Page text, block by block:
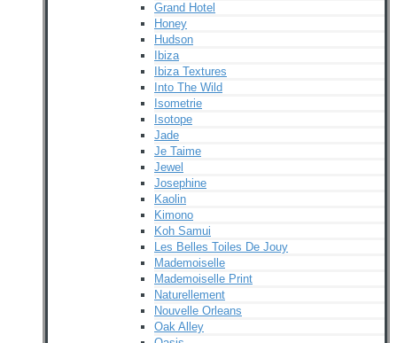
Grand Hotel
Honey
Hudson
Ibiza
Ibiza Textures
Into The Wild
Isometrie
Isotope
Jade
Je Taime
Jewel
Josephine
Kaolin
Kimono
Koh Samui
Les Belles Toiles De Jouy
Mademoiselle
Mademoiselle Print
Naturellement
Nouvelle Orleans
Oak Alley